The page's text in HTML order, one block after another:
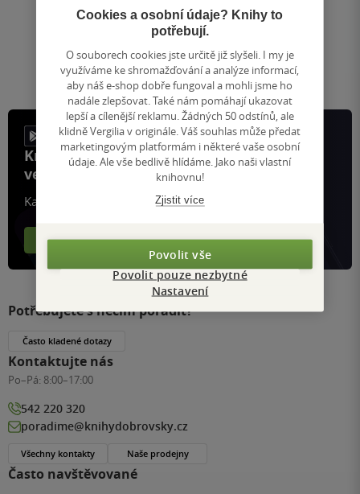
Zobrazeno 20 z 20
1
Přejít
na
stránku
/ 1
Knihy, recenze a klubové výhody
ve vaší kapse a naší appce KDčko
Každý měsíc společně přečteme tisíce knih
Více o aplikaci Více o klubu
Často navštěvované
Potřebujete s něčím poradit?
Často kladené dotazy
Kontaktujte nás
Po–Pá: 8:00–17:00
542 220 320
poradime@knihydobrovsky.cz
Všechny kontakty Naše prodejny
Cookies a osobní údaje? Knihy to
potřebují.
O souborech cookies jste určitě již slyšeli. I my je
využíváme ke shromažďování a analýze informací,
aby náš e-shop dobře fungoval a mohli jsme ho
nadále zlepšovat. Také nám pomáhají ukazovat
lepší a cílenější reklamu. Žádných 50 odstínů, ale
klidně Vergilia v originále. Váš souhlas může předat
marketingovým platformám i některé vaše osobní
údaje. Ale vše bedlivě hlídáme. Jako naši vlastní
knihovnu!
Zjistit více
Povolit vše
Povolit pouze nezbytné
Nastavení